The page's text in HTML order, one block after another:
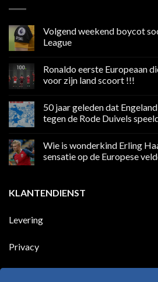
Volgend weekend boycot
League
op
weekend
media
in
Premier
Ronaldo eerste Europeaan
voor zijn land scoort !!!
op
Ronaldo
eerste
meer
100
land
scoort
50 jaar geleden dat
tegen de Rode Duivels
op
jaar
nog
eens
tegen
Wie is wonderkind Erling
sensatie op de Europese
Wie
is
Haaland,
Europese
KLANTENDIENST
Levering
Privacy